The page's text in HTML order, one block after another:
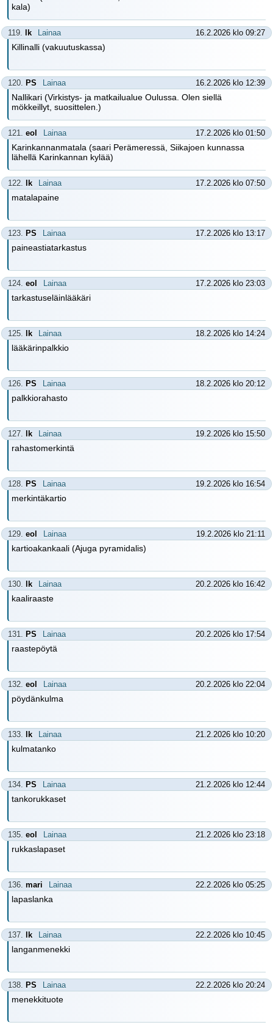
kala)
119. lk Lainaa 16.2.2026 klo 09:27
Killinalli (vakuutuskassa)
120. PS Lainaa 16.2.2026 klo 12:39
Nallikari (Virkistys- ja matkailualue Oulussa. Olen siellä
mökkeillyt, suosittelen.)
121. eol Lainaa 17.2.2026 klo 01:50
Karinkannanmatala (saari Perämeressä, Siikajoen kunnassa
lähellä Karinkannan kylää)
122. lk Lainaa 17.2.2026 klo 07:50
matalapaine
123. PS Lainaa 17.2.2026 klo 13:17
paineastiatarkastus
124. eol Lainaa 17.2.2026 klo 23:03
tarkastuseläinlääkäri
125. lk Lainaa 18.2.2026 klo 14:24
lääkärinpalkkio
126. PS Lainaa 18.2.2026 klo 20:12
palkkiorahasto
127. lk Lainaa 19.2.2026 klo 15:50
rahastomerkintä
128. PS Lainaa 19.2.2026 klo 16:54
merkintäkartio
129. eol Lainaa 19.2.2026 klo 21:11
kartioakankaali (Ajuga pyramidalis)
130. lk Lainaa 20.2.2026 klo 16:42
kaaliraaste
131. PS Lainaa 20.2.2026 klo 17:54
raastepöytä
132. eol Lainaa 20.2.2026 klo 22:04
pöydänkulma
133. lk Lainaa 21.2.2026 klo 10:20
kulmatanko
134. PS Lainaa 21.2.2026 klo 12:44
tankorukkaset
135. eol Lainaa 21.2.2026 klo 23:18
rukkaslapaset
136. mari Lainaa 22.2.2026 klo 05:25
lapaslanka
137. lk Lainaa 22.2.2026 klo 10:45
langanmenekki
138. PS Lainaa 22.2.2026 klo 20:24
menekkituote